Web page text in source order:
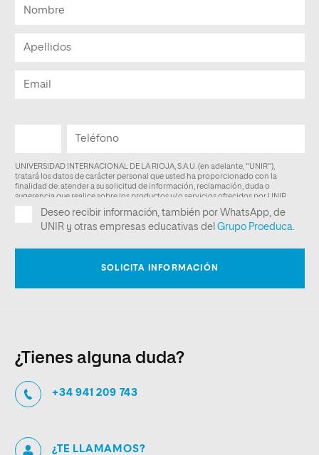
¿Tienes alguna duda?
+34 941 209 743
¿TE LLAMAMOS?